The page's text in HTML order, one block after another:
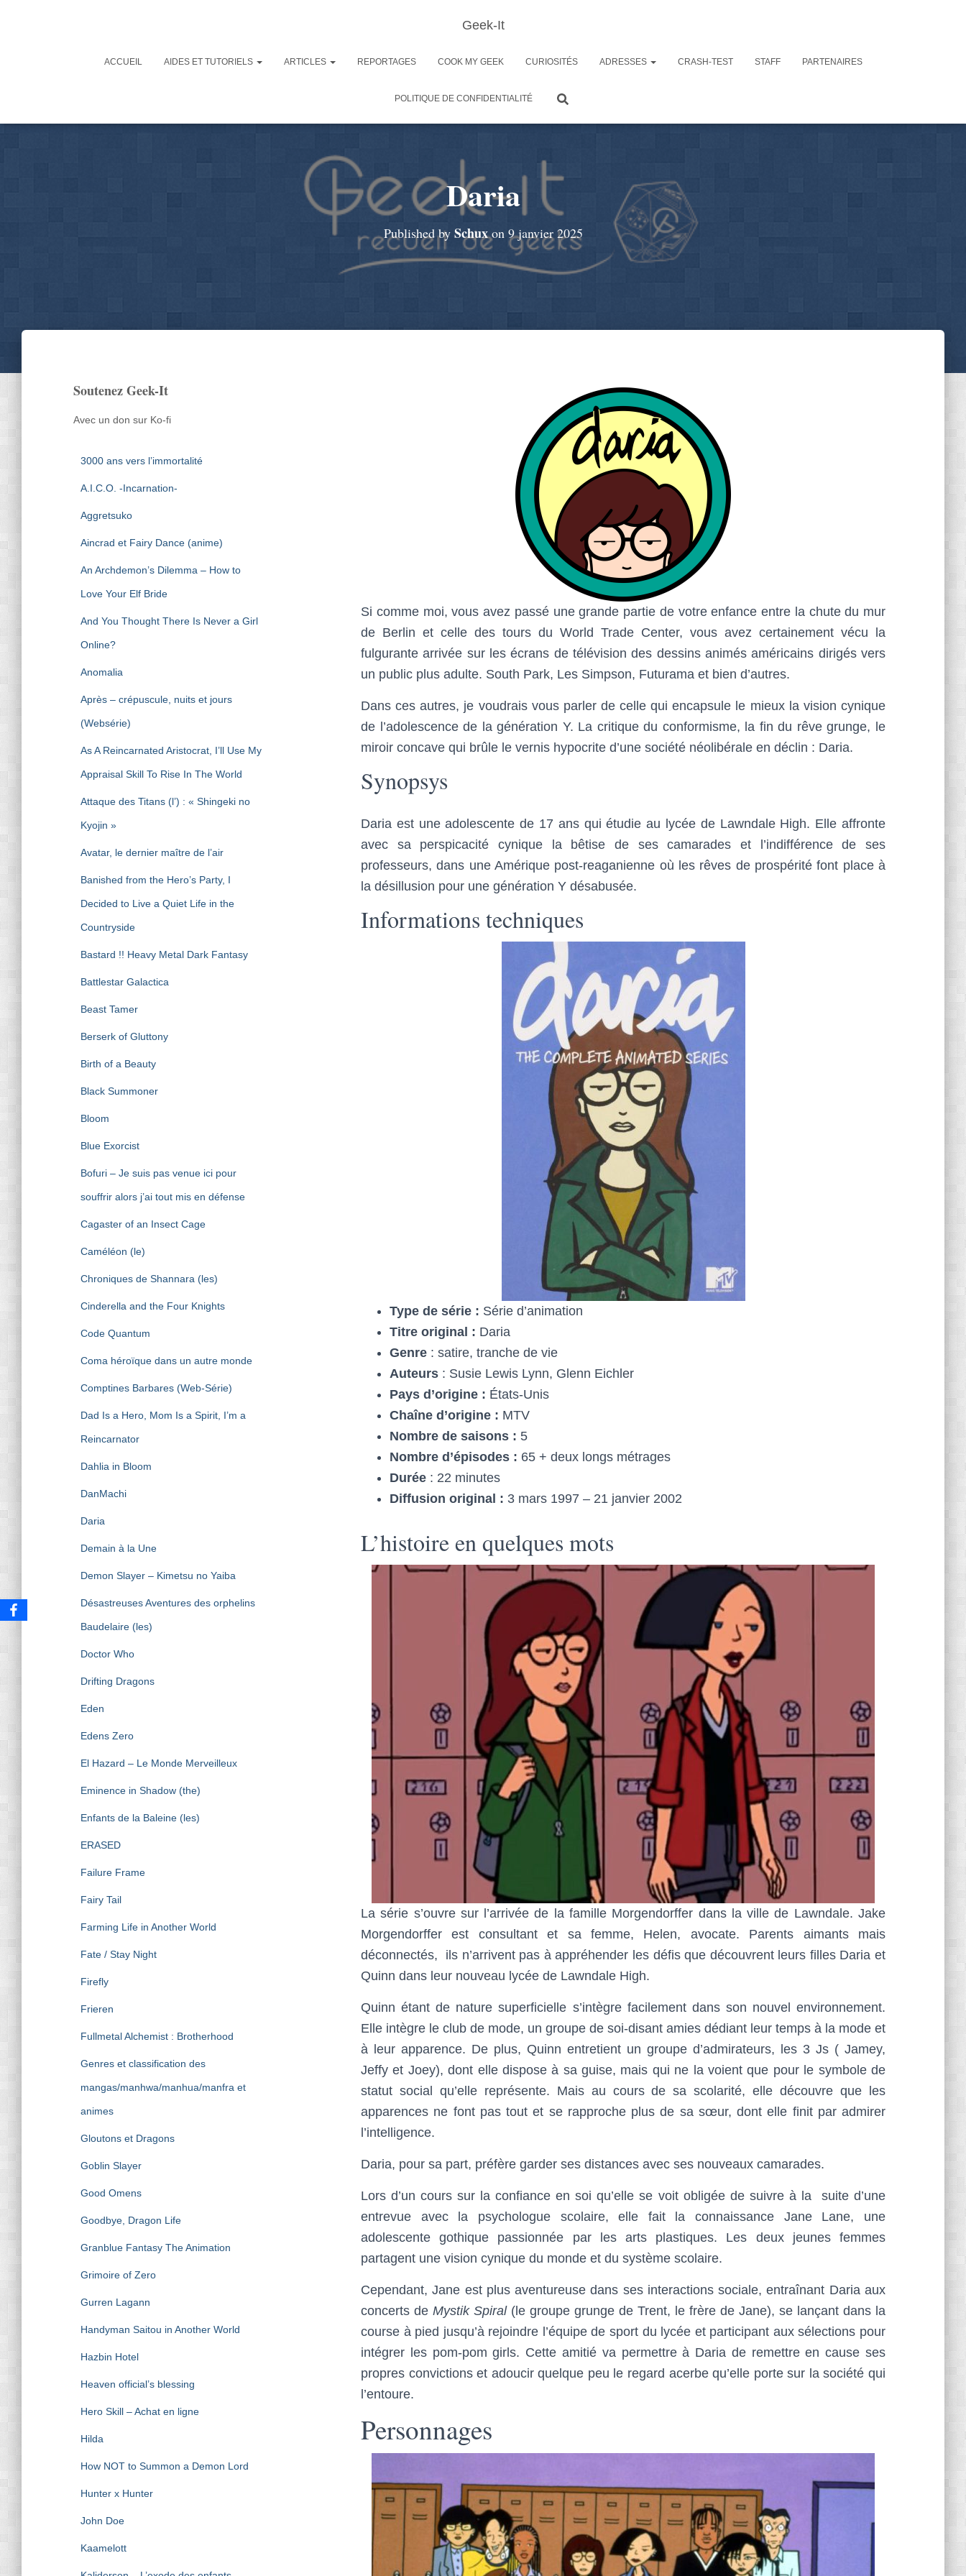
Geek-It
ACCUEIL AIDES ET TUTORIELS ARTICLES REPORTAGES COOK MY GEEK CURIOSITÉS ADRESSES CRASH-TEST STAFF PARTENAIRES
POLITIQUE DE CONFIDENTIALITÉ
Daria
Published by Schuxon 9 janvier 2025
Soutenez Geek-It
Avec un don sur Ko-fi
3000 ans vers l’immortalité
A.I.C.O. -Incarnation-
Aggretsuko
Aincrad et Fairy Dance (anime)
An Archdemon’s Dilemma – How to
Love Your Elf Bride
And You Thought There Is Never a Girl
Online?
Anomalia
Après – crépuscule, nuits et jours
(Websérie)
As A Reincarnated Aristocrat, I’ll Use My
Appraisal Skill To Rise In The World
Attaque des Titans (l’) : « Shingeki no
Kyojin »
Avatar, le dernier maître de l’air
Banished from the Hero’s Party, I
Decided to Live a Quiet Life in the
Countryside
Bastard !! Heavy Metal Dark Fantasy
Battlestar Galactica
Beast Tamer
Berserk of Gluttony
Birth of a Beauty
Black Summoner
Bloom
Blue Exorcist
Bofuri – Je suis pas venue ici pour
souffrir alors j’ai tout mis en défense
Cagaster of an Insect Cage
Caméléon (le)
Chroniques de Shannara (les)
Cinderella and the Four Knights
Code Quantum
Coma héroïque dans un autre monde
Comptines Barbares (Web-Série)
Dad Is a Hero, Mom Is a Spirit, I’m a
Reincarnator
Dahlia in Bloom
DanMachi
Daria
Demain à la Une
Demon Slayer – Kimetsu no Yaiba
Désastreuses Aventures des orphelins
Baudelaire (les)
Doctor Who
Drifting Dragons
Eden
Edens Zero
El Hazard – Le Monde Merveilleux
Eminence in Shadow (the)
Enfants de la Baleine (les)
ERASED
Failure Frame
Fairy Tail
Farming Life in Another World
Fate / Stay Night
Firefly
Frieren
Fullmetal Alchemist : Brotherhood
Genres et classification des
mangas/manhwa/manhua/manfra et
animes
Gloutons et Dragons
Goblin Slayer
Good Omens
Goodbye, Dragon Life
Granblue Fantasy The Animation
Grimoire of Zero
Gurren Lagann
Handyman Saitou in Another World
Hazbin Hotel
Heaven official’s blessing
Hero Skill – Achat en ligne
Hilda
How NOT to Summon a Demon Lord
Hunter x Hunter
John Doe
Kaamelott
Si comme moi, vous avez passé une grande partie de votre enfance entre la chute du mur
de Berlin et celle des tours du World Trade Center, vous avez certainement vécu la
fulgurante arrivée sur les écrans de télévision des dessins animés américains dirigés vers
un public plus adulte. South Park, Les Simpson, Futurama et bien d’autres.
Dans ces autres, je voudrais vous parler de celle qui encapsule le mieux la vision cynique
de l’adolescence de la génération Y. La critique du conformisme, la fin du rêve grunge, le
miroir concave qui brûle le vernis hypocrite d’une société néolibérale en déclin : Daria.
Synopsys
Daria est une adolescente de 17 ans qui étudie au lycée de Lawndale High. Elle affronte
avec sa perspicacité cynique la bêtise de ses camarades et l’indifférence de ses
professeurs, dans une Amérique post-reaganienne où les rêves de prospérité font place à
la désillusion pour une génération Y désabusée.
Informations techniques
Type de série : Série d’animation
Titre original : Daria
Genre : satire, tranche de vie
Auteurs : Susie Lewis Lynn, Glenn Eichler
Pays d’origine : États-Unis
Chaîne d’origine : MTV
Nombre de saisons : 5
Nombre d’épisodes : 65 + deux longs métrages
Durée : 22 minutes
Diffusion original : 3 mars 1997 – 21 janvier 2002
L’histoire en quelques mots
La série s’ouvre sur l’arrivée de la famille Morgendorffer dans la ville de Lawndale. Jake
Morgendorffer est consultant et sa femme, Helen, avocate. Parents aimants mais
déconnectés, ils n’arrivent pas à appréhender les défis que découvrent leurs filles Daria et
Quinn dans leur nouveau lycée de Lawndale High.
Quinn étant de nature superficielle s’intègre facilement dans son nouvel environnement.
Elle intègre le club de mode, un groupe de soi-disant amies dédiant leur temps à la mode et
à leur apparence. De plus, Quinn entretient un groupe d’admirateurs, les 3 Js ( Jamey,
Jeffy et Joey), dont elle dispose à sa guise, mais qui ne la voient que pour le symbole de
statut social qu’elle représente. Mais au cours de sa scolarité, elle découvre que les
apparences ne font pas tout et se rapproche plus de sa sœur, dont elle finit par admirer
l’intelligence.
Daria, pour sa part, préfère garder ses distances avec ses nouveaux camarades.
Lors d’un cours sur la confiance en soi qu’elle se voit obligée de suivre à la suite d’une
entrevue avec la psychologue scolaire, elle fait la connaissance Jane Lane, une
adolescente gothique passionnée par les arts plastiques. Les deux jeunes femmes
partagent une vision cynique du monde et du système scolaire.
Cependant, Jane est plus aventureuse dans ses interactions sociale, entraînant Daria aux
concerts de Mystik Spiral (le groupe grunge de Trent, le frère de Jane), se lançant dans la
course à pied jusqu’à rejoindre l’équipe de sport du lycée et participant aux sélections pour
intégrer les pom-pom girls. Cette amitié va permettre à Daria de remettre en cause ses
propres convictions et adoucir quelque peu le regard acerbe qu’elle porte sur la société qui
l’entoure.
Personnages